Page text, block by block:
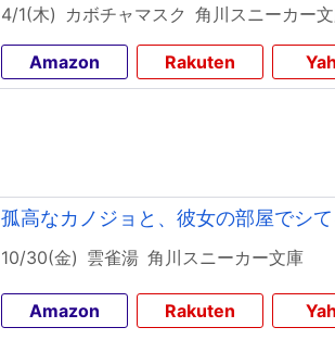
4/1(木) カボチャマスク 角川スニーカー
Amazon Rakuten
孤高なカノジョと、彼女の部屋でシ
10/30(金) 雲雀湯 角川スニーカー文庫
Amazon Rakuten